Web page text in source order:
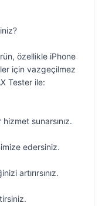
özellikle iPhone
için vazgeçilmez
Tester ile:
sunarsınız.
edersiniz.
artırırsınız.